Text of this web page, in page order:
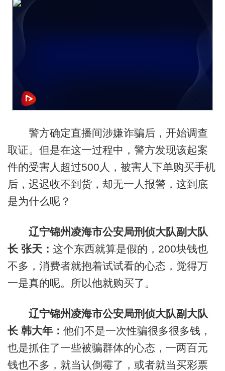
警方确定直播间涉嫌诈骗后，开始调查
取证。但是在这一过程中，警方发现该起案
件的受害人超过500人，被害人下单购买手机
后，迟迟收不到货，却无一人报警，这到底
是为什么呢？
辽宁锦州凌海市公安局刑侦大队副大队
长 张天： 这个东西就算是假的，200块钱也
不多，消费者就抱着试试看的心态，觉得万
一是真的呢。所以他就购买了。
辽宁锦州凌海市公安局刑侦大队副大队
长 韩大年： 他们不是一次性骗很多很多钱，
也是抓住了一些被骗群体的心态，一两百元
钱也不多，就当认倒霉了，或者就当买彩票